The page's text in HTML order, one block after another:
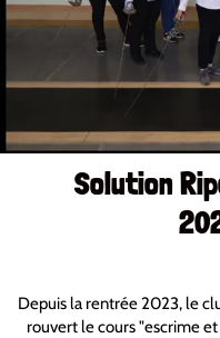
Solution
Depuis la rentrée 2023, le
rouvert le cours "escrime